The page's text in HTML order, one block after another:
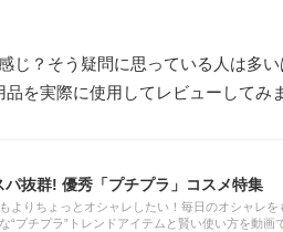
じ？そう疑問に思っている人は多
を実際に使用してレビューしてみ
パ抜群! 優秀「プチプラ」コスメ特集
よりちょっとオシャレしたい！毎日のオシャレを
“プチプラ”トレンドアイテムと賢い使い方を動画